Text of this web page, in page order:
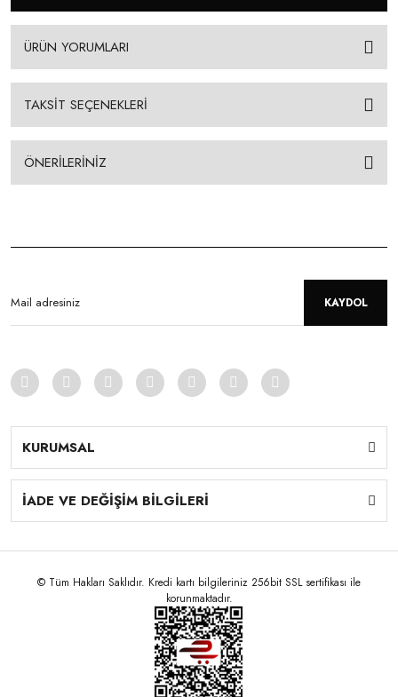
ÜRÜN YORUMLARI
TAKSİT SEÇENEKLERİ
ÖNERİLERİNİZ
KAYDOL
KURUMSAL
İADE VE DEĞİŞİM BİLGİLERİ
© Tüm Hakları Saklıdır. Kredi kartı bilgileriniz 256bit SSL sertifikası ile
korunmaktadır.